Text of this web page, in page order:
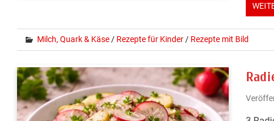
Milch, Quark & Käse/ Rezepte für Kinder/ Rezepte mit Bild